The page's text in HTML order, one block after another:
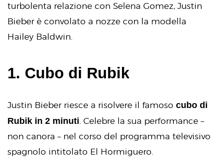
turbolenta relazione con Selena Gomez, Justin
Bieber è convolato a nozze con la modella
Hailey Baldwin.
1. Cubo di Rubik
Justin Bieber riesce a risolvere il famoso cubo di
Rubik in 2 minuti . Celebre la sua performance –
non canora – nel corso del programma televisivo
spagnolo intitolato El Hormiguero.